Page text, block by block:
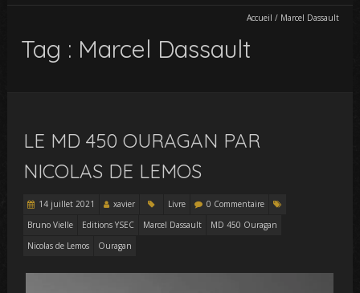
Accueil / Marcel Dassault
Tag : Marcel Dassault
LE MD 450 OURAGAN PAR
NICOLAS DE LEMOS
14 juillet 2021 xavier Livre
0 Commentaire
Bruno Vielle
Editions YSEC Marcel Dassault
MD 450 Ouragan
Nicolas de Lemos
Ouragan